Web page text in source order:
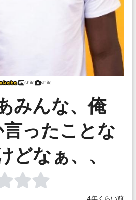
shile shile
みんな、俺
ったことな
どなぁ、、